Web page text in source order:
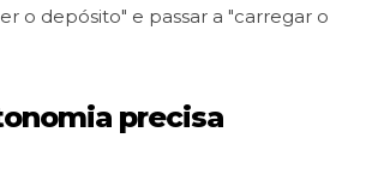
o depósito" e passar a "carregar o
precisa